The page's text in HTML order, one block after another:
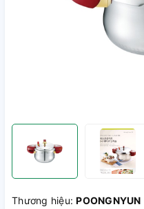
Thương hiệu:POONGNYUN